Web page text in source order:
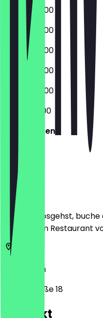
07:00 - 20:00
07:00 - 20:00
07:00 - 20:00
07:00 - 20:00
07:00 - 20:00
08:00 - 21:00
Geschlossen
Ort
Bevor du losgehst,
zeige ihn im Restaurant
Berlin
Alboinstraße 18
Kontakt